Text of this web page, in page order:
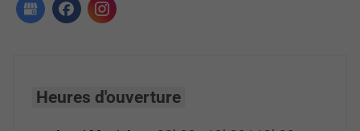
Heures d'ouverture